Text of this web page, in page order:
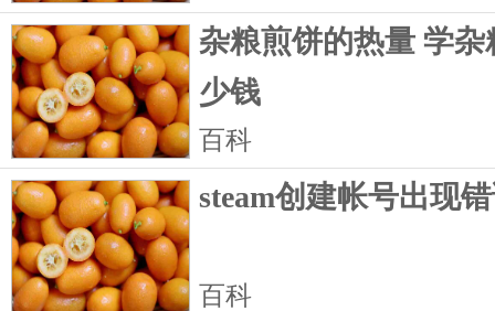
杂粮煎饼的热量 学
少钱
百科
steam创建帐号出现
百科